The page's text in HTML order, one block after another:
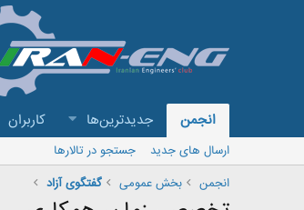
انجمن جدیدترین‌ها کاربران
ارسال های جدید
جستجو در تالارها
انجمن
بخش عمومی گفتگوی آزاد